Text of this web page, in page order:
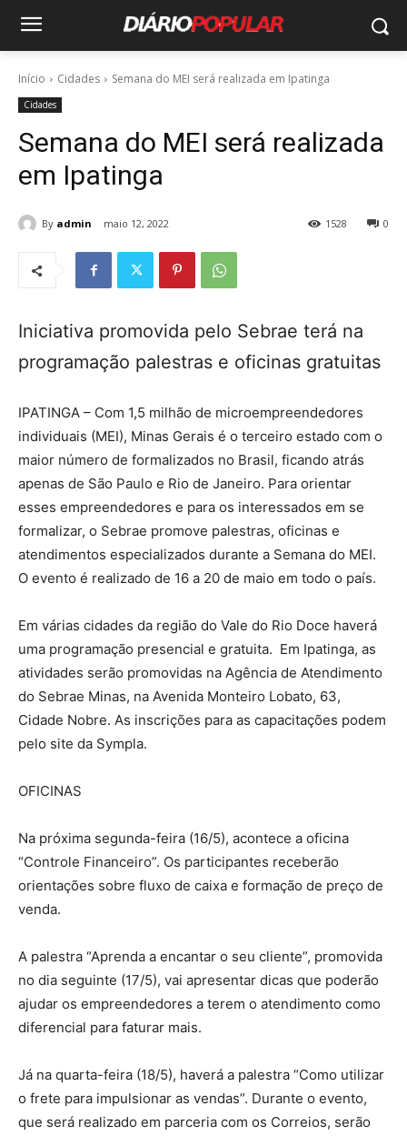
Início Cidades Semana do MEI será realizada em Ipatinga
Cidades
Semana do MEI será realizada
em Ipatinga
By admin maio 12, 2022 0
1528
Iniciativa promovida pelo Sebrae terá na
programação palestras e oficinas gratuitas
IPATINGA – Com 1,5 milhão de microempreendedores
individuais (MEI), Minas Gerais é o terceiro estado com o
maior número de formalizados no Brasil, ficando atrás
apenas de São Paulo e Rio de Janeiro. Para orientar
esses empreendedores e para os interessados em se
formalizar, o Sebrae promove palestras, oficinas e
atendimentos especializados durante a Semana do MEI.
O evento é realizado de 16 a 20 de maio em todo o país.
Em várias cidades da região do Vale do Rio Doce haverá
uma programação presencial e gratuita. Em Ipatinga, as
atividades serão promovidas na Agência de Atendimento
do Sebrae Minas, na Avenida Monteiro Lobato, 63,
Cidade Nobre. As inscrições para as capacitações podem
pelo site da Sympla.
OFICINAS
Na próxima segunda-feira (16/5), acontece a oficina
“Controle Financeiro”. Os participantes receberão
orientações sobre fluxo de caixa e formação de preço de
venda.
A palestra “Aprenda a encantar o seu cliente”, promovida
no dia seguinte (17/5), vai apresentar dicas que poderão
ajudar os empreendedores a terem o atendimento como
diferencial para faturar mais.
Já na quarta-feira (18/5), haverá a palestra “Como utilizar
o frete para impulsionar as vendas”. Durante o evento,
que será realizado em parceria com os Correios, serão